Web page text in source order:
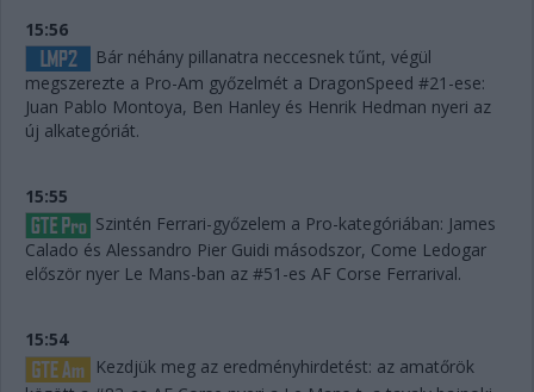
15:56
Bár néhány pillanatra neccesnek tűnt, végül
megszerezte a Pro-Am győzelmét a DragonSpeed #21-ese:
Juan Pablo Montoya, Ben Hanley és Henrik Hedman nyeri az
új alkategóriát.
15:55
Szintén Ferrari-győzelem a Pro-kategóriában: James
Calado és Alessandro Pier Guidi másodszor, Come Ledogar
először nyer Le Mans-ban az #51-es AF Corse Ferrarival.
15:54
Kezdjük meg az eredményhirdetést: az amatőrök